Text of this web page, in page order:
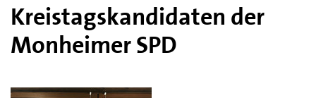
Kreistagskandidaten der
Monheimer SPD